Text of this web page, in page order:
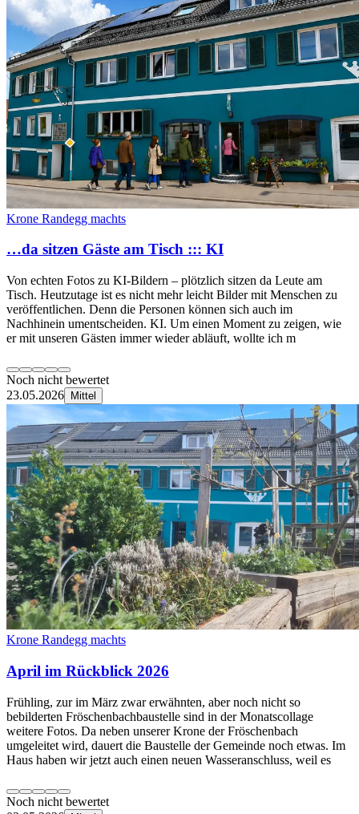
Krone Randegg machts
…da sitzen Gäste am Tisch ::: KI
Von echten Fotos zu KI-Bildern – plötzlich sitzen da Leute am
Tisch. Heutzutage ist es nicht mehr leicht Bilder mit Menschen zu
veröffentlichen. Denn die Personen können sich auch im
Nachhinein umentscheiden. KI. Um einen Moment zu zeigen, wie
er mit unseren Gästen immer wieder abläuft, wollte ich m
Noch nicht bewertet
23.05.2026
Mittel
Krone Randegg machts
April im Rückblick 2026
Frühling, zur im März zwar erwähnten, aber noch nicht so
bebilderten Fröschenbachbaustelle sind in der Monatscollage
weitere Fotos. Da neben unserer Krone der Fröschenbach
umgeleitet wird, dauert die Baustelle der Gemeinde noch etwas. Im
Haus haben wir jetzt auch einen neuen Wasseranschluss, weil es
Noch nicht bewertet